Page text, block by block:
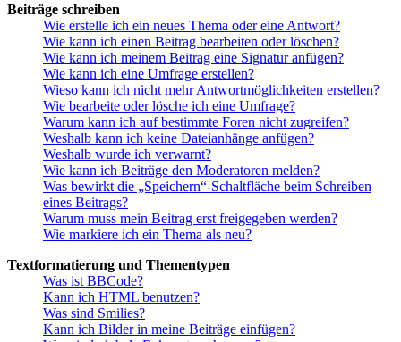
Beiträge schreiben
Wie erstelle ich ein neues Thema oder eine Antwort?
Wie kann ich einen Beitrag bearbeiten oder löschen?
Wie kann ich meinem Beitrag eine Signatur anfügen?
Wie kann ich eine Umfrage erstellen?
Wieso kann ich nicht mehr Antwortmöglichkeiten erstellen?
Wie bearbeite oder lösche ich eine Umfrage?
Warum kann ich auf bestimmte Foren nicht zugreifen?
Weshalb kann ich keine Dateianhänge anfügen?
Weshalb wurde ich verwarnt?
Wie kann ich Beiträge den Moderatoren melden?
Was bewirkt die „Speichern“-Schaltfläche beim Schreiben
eines Beitrags?
Warum muss mein Beitrag erst freigegeben werden?
Wie markiere ich ein Thema als neu?
Textformatierung und Thementypen
Was ist BBCode?
Kann ich HTML benutzen?
Was sind Smilies?
Kann ich Bilder in meine Beiträge einfügen?